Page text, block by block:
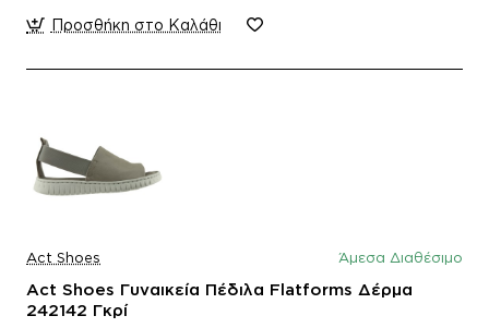
Προσθήκη στο Καλάθι
Act Shoes Άμεσα Διαθέσιμο
Act Shoes Γυναικεία Πέδιλα Flatforms Δέρμα
242142 Γκρί